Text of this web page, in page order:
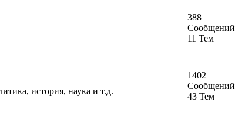
388
Сообщений
11 Тем
история, наука и т.д.
1402
Сообщений
43 Тем